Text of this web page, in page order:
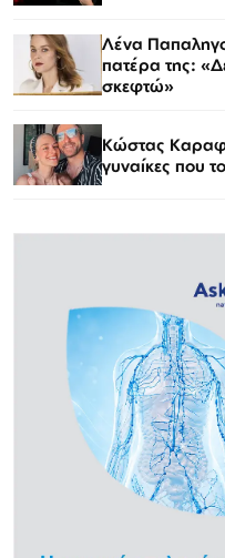
Λένα
πατέρα της:
σκεφτώ»
Κώστας
γυναίκες που